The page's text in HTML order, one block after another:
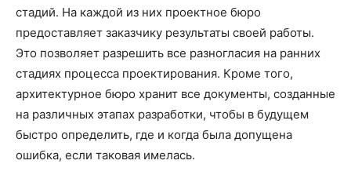
стадий. На каждой из них проектное бюро
предоставляет заказчику результаты своей работы.
Это позволяет разрешить все разногласия на ранних
стадиях процесса проектирования. Кроме того,
архитектурное бюро хранит все документы, созданные
на различных этапах разработки, чтобы в будущем
быстро определить, где и когда была допущена
ошибка, если таковая имелась.